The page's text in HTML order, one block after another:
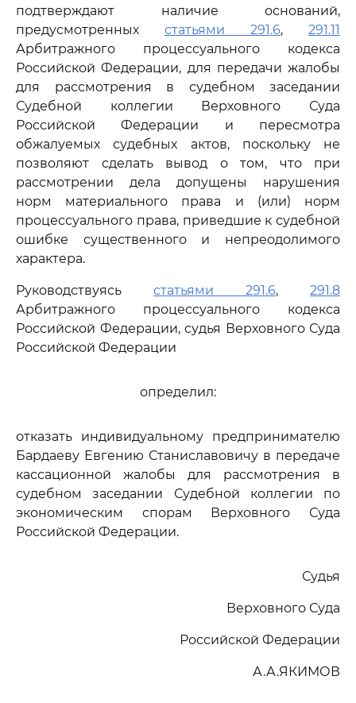
подтверждают наличие оснований,
предусмотренных статьями 291.6, 291.11
Арбитражного процессуального кодекса
Российской Федерации, для передачи жалобы
для рассмотрения в судебном заседании
Судебной коллегии Верховного Суда
Российской Федерации и пересмотра
обжалуемых судебных актов, поскольку не
позволяют сделать вывод о том, что при
рассмотрении дела допущены нарушения
норм материального права и (или) норм
процессуального права, приведшие к судебной
ошибке существенного и непреодолимого
характера.
Руководствуясь статьями 291.6, 291.8
Арбитражного процессуального кодекса
Российской Федерации, судья Верховного Суда
Российской Федерации
определил:
отказать индивидуальному предпринимателю
Бардаеву Евгению Станиславовичу в передаче
кассационной жалобы для рассмотрения в
судебном заседании Судебной коллегии по
экономическим спорам Верховного Суда
Российской Федерации.
Судья
Верховного Суда
Российской Федерации
А.А.ЯКИМОВ